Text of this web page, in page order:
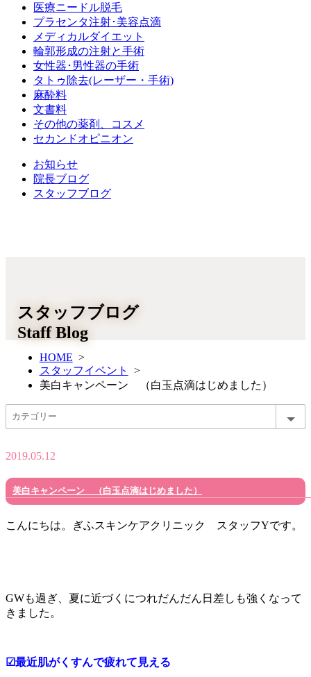
医療ニードル脱毛
プラセンタ注射･美容点滴
メディカルダイエット
輪郭形成の注射と手術
女性器･男性器の手術
タトゥ除去(レーザー・手術)
麻酔料
文書料
その他の薬剤、コスメ
セカンドオピニオン
お知らせ
院長ブログ
スタッフブログ
スタッフブログ
Staff Blog
HOME >
スタッフイベント
>
美白キャンペーン （白玉点滴はじめました）
2019.05.12
美白キャンペーン （白玉点滴はじめました）
こんにちは。ぎふスキンケアクリニック スタッフYです。
GWも過ぎ、夏に近づくにつれだんだん日差しも強くなって
きました。
☑最近肌がくすんで疲れて見える